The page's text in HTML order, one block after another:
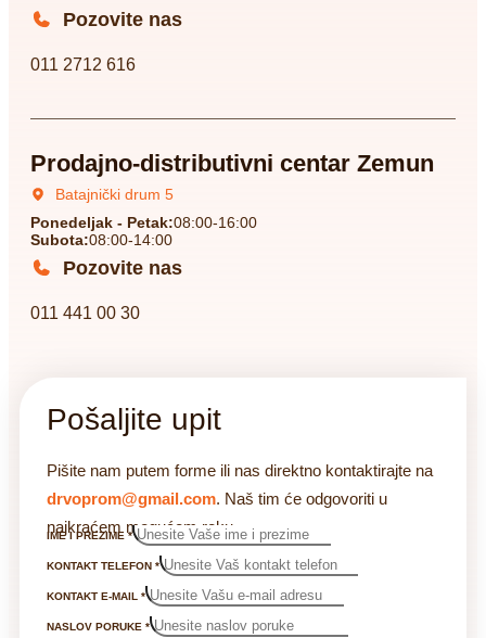
Pozovite nas
011 2712 616
Prodajno-distributivni centar Zemun
Batajnički drum 5
Ponedeljak - Petak:08:00-16:00
Subota:08:00-14:00
Pozovite nas
011 441 00 30
Pošaljite upit
Pišite nam putem forme ili nas direktno kontaktirajte na
drvoprom@gmail.com. Naš tim će odgovoriti u
najkraćem mogućem roku.
IME I PREZIME*
KONTAKT TELEFON *
KONTAKT E-MAIL *
NASLOV PORUKE *